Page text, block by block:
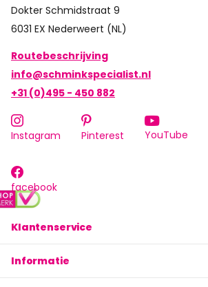
Klantenservice
Informatie
Dokter Schmidstraat 9
6031 EX Nederweert (NL)
Routebeschrijving
info@schminkspecialist.nl
+31 (0)495 - 450 882
Instagram Pinterest YouTube
facebook